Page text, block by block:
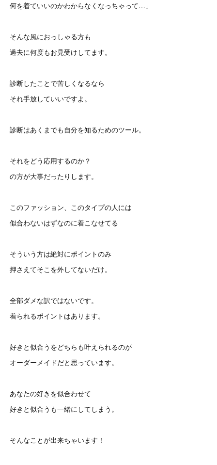
何を着ていいのかわからなくなっちゃって…」
そんな風におっしゃる方も
過去に何度もお見受けしてます。
診断したことで苦しくなるなら
それ手放していいですよ。
診断はあくまでも自分を知るためのツール。
それをどう応用するのか？
の方が大事だったりします。
このファッション、このタイプの人には
似合わないはずなのに着こなせてる
そういう方は絶対にポイントのみ
押さえてそこを外してないだけ。
全部ダメな訳ではないです。
着られるポイントはあります。
好きと似合うをどちらも叶えられるのが
オーダーメイドだと思っています。
あなたの好きを似合わせて
好きと似合うも一緒にしてしまう。
そんなことが出来ちゃいます！